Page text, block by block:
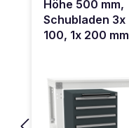
Höhe 500 mm,
Schubladen 3x
100, 1x 200 mm